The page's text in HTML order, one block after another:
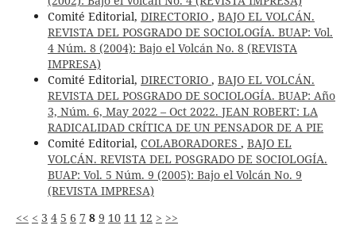
Comité Editorial, DIRECTORIO , BAJO EL VOLCÁN.
REVISTA DEL POSGRADO DE SOCIOLOGÍA. BUAP: Vol.
4 Núm. 8 (2004): Bajo el Volcán No. 8 (REVISTA
IMPRESA)
Comité Editorial, DIRECTORIO , BAJO EL VOLCÁN.
REVISTA DEL POSGRADO DE SOCIOLOGÍA. BUAP: Año
3, Núm. 6, May 2022 – Oct 2022. JEAN ROBERT: LA
RADICALIDAD CRÍTICA DE UN PENSADOR DE A PIE
Comité Editorial, COLABORADORES , BAJO EL
VOLCÁN. REVISTA DEL POSGRADO DE SOCIOLOGÍA.
BUAP: Vol. 5 Núm. 9 (2005): Bajo el Volcán No. 9
(REVISTA IMPRESA)
<< < 3 4 5 6 7 8 9 10 11 12 > >>